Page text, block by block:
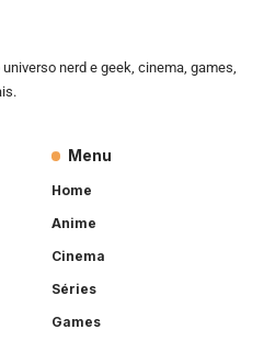
nerd e geek, cinema, games,
Menu
Home
Anime
Cinema
Séries
Games